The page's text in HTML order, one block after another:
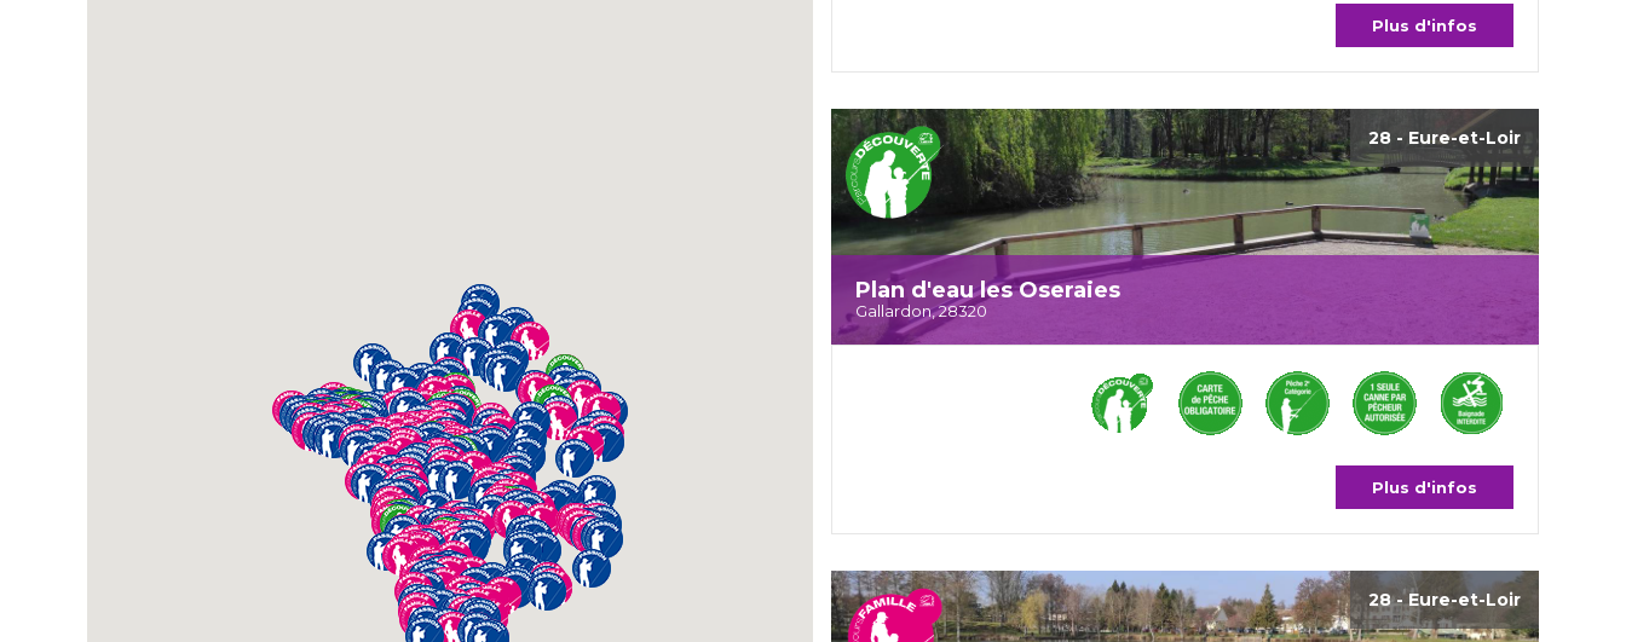
Plus d'infos
28 - Eure-et-Loir
Plan d'eau les Oseraies
Gallardon, 28320
Plus d'infos
28 - Eure-et-Loir